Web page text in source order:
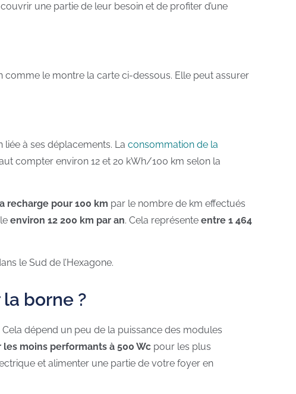
une partie de leur besoin et de profiter d’une
comme le montre la carte ci-dessous. Elle peut assurer
à ses déplacements. La consommation de la
compter environ 12 et 20 kWh/100 km selon la
recharge pour 100 km par le nombre de km effectués
environ 12 200 km par an. Cela représente entre 1 464
le Sud de l’Hexagone.
borne ?
Cela dépend un peu de la puissance des modules
les moins performants à 500 Wc pour les plus
et alimenter une partie de votre foyer en